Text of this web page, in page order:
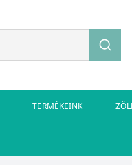
TERMÉKEINK